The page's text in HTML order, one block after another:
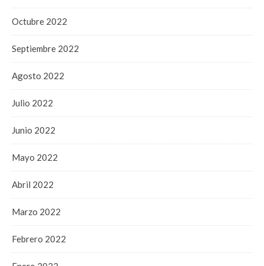
Octubre 2022
Septiembre 2022
Agosto 2022
Julio 2022
Junio 2022
Mayo 2022
Abril 2022
Marzo 2022
Febrero 2022